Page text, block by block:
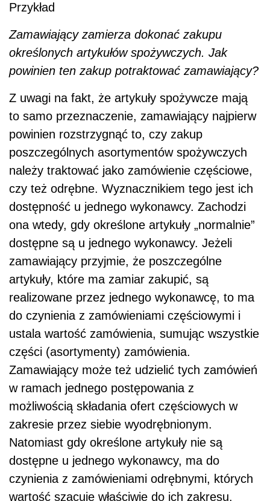
Przykład
Zamawiający zamierza dokonać zakupu
określonych artykułów spożywczych. Jak
powinien ten zakup potraktować zamawiający?
Z uwagi na fakt, że artykuły spożywcze mają
to samo przeznaczenie, zamawiający najpierw
powinien rozstrzygnąć to, czy zakup
poszczególnych asortymentów spożywczych
należy traktować jako zamówienie częściowe,
czy też odrębne. Wyznacznikiem tego jest ich
dostępność u jednego wykonawcy. Zachodzi
ona wtedy, gdy określone artykuły „normalnie”
dostępne są u jednego wykonawcy. Jeżeli
zamawiający przyjmie, że poszczególne
artykuły, które ma zamiar zakupić, są
realizowane przez jednego wykonawcę, to ma
do czynienia z zamówieniami częściowymi i
ustala wartość zamówienia, sumując wszystkie
części (asortymenty) zamówienia.
Zamawiający może też udzielić tych zamówień
w ramach jednego postępowania z
możliwością składania ofert częściowych w
zakresie przez siebie wyodrębnionym.
Natomiast gdy określone artykuły nie są
dostępne u jednego wykonawcy, ma do
czynienia z zamówieniami odrębnymi, których
wartość szacuje właściwie do ich zakresu.